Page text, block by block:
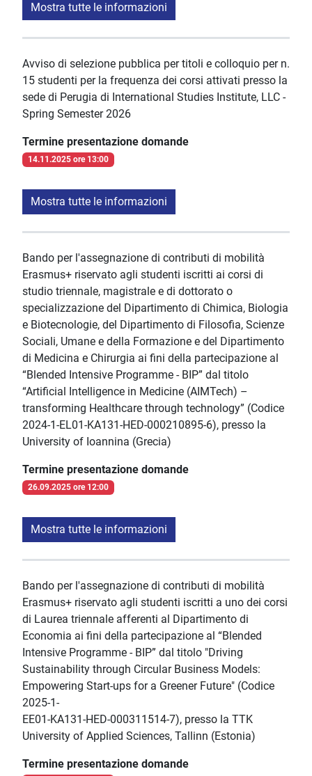
Mostra tutte le informazioni
Avviso di selezione pubblica per titoli e colloquio per n.
15 studenti per la frequenza dei corsi attivati presso la
sede di Perugia di International Studies Institute, LLC -
Spring Semester 2026
Termine presentazione domande
14.11.2025 ore 13:00
Mostra tutte le informazioni
Bando per l'assegnazione di contributi di mobilità
Erasmus+ riservato agli studenti iscritti ai corsi di
studio triennale, magistrale e di dottorato o
specializzazione del Dipartimento di Chimica, Biologia
e Biotecnologie, del Dipartimento di Filosofia, Scienze
Sociali, Umane e della Formazione e del Dipartimento
di Medicina e Chirurgia ai fini della partecipazione al
“Blended Intensive Programme - BIP” dal titolo
“Artificial Intelligence in Medicine (AIMTech) –
transforming Healthcare through technology” (Codice
2024-1-EL01-KA131-HED-000210895-6), presso la
University of Ioannina (Grecia)
Termine presentazione domande
26.09.2025 ore 12:00
Mostra tutte le informazioni
Bando per l'assegnazione di contributi di mobilità
Erasmus+ riservato agli studenti iscritti a uno dei corsi
di Laurea triennale afferenti al Dipartimento di
Economia ai fini della partecipazione al “Blended
Intensive Programme - BIP” dal titolo "Driving
Sustainability through Circular Business Models:
Empowering Start-ups for a Greener Future" (Codice
2025-1-
EE01-KA131-HED-000311514-7), presso la TTK
University of Applied Sciences, Tallinn (Estonia)
Termine presentazione domande